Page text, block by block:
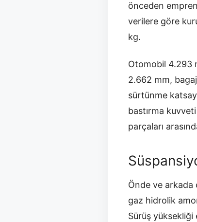
önceden
verilere göre
kg.
Otomobil 4.293
2.662 mm,
sürtünme
bastırma
parçaları
Önde ve arkada
gaz hidrolik
Sürüş yüksekliği